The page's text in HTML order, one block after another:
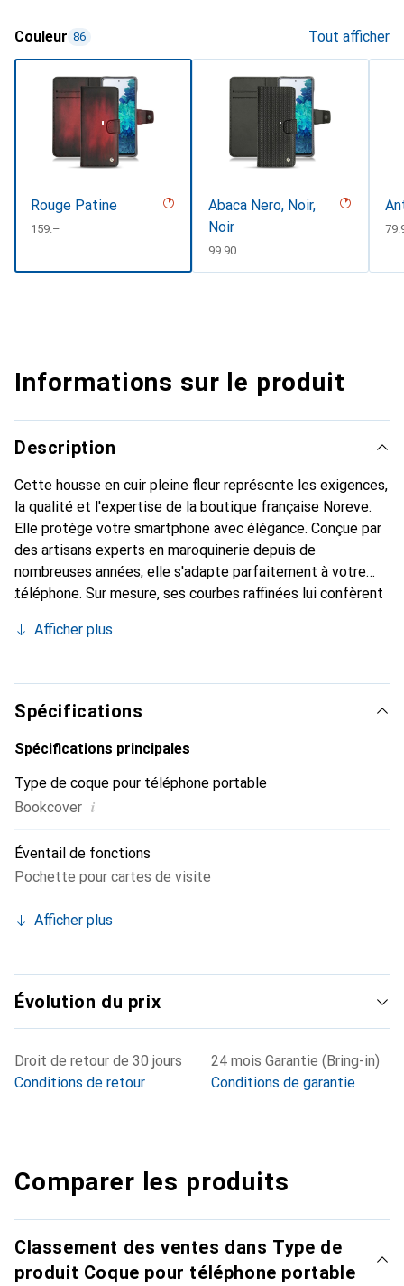
Couleur 86 Tout afficher
Rouge Patine
CHF
159.–
Abaca Nero, Noir,
Noir
CHF
99.90
Informations sur le produit
Description
Cette housse en cuir pleine fleur représente les exigences,
la qualité et l'expertise de la boutique française Noreve.
Elle protège votre smartphone avec élégance. Conçue par
des artisans experts en maroquinerie depuis de
nombreuses années, elle s'adapte parfaitement à votre
téléphone. Sur mesure, ses courbes raffinées lui confèrent
et indispensable pour votre smartphone. Reconnaître
marque Noreve est un choix sûr pour une clientèle
exigeante.
Afficher plus
Spécifications
Spécifications principales
Type de coque pour téléphone portable
Bookcover i
Éventail de fonctions
Pochette pour cartes de visite
Afficher plus
Évolution du prix
Droit de retour de 30 jours
Conditions de retour
24 mois Garantie (Bring-in)
Conditions de garantie
Comparer les produits
Classement des ventes dans Type de
produit Coque pour téléphone portable